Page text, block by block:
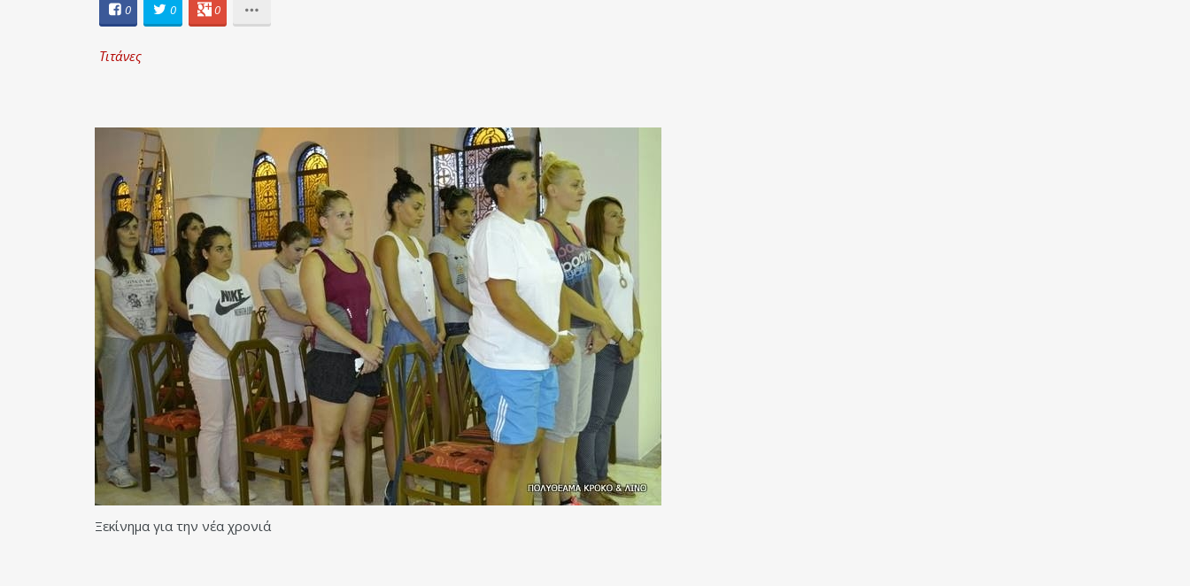
0 0 0
Τιτάνες
Ξεκίνημα για την νέα χρονιά